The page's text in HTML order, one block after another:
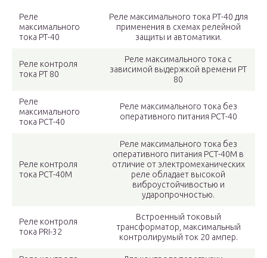
Реле
максимального
тока РТ-40
Реле максимального тока РТ-40 для
применения в схемах релейной
защиты и автоматики.
Реле контроля
тока РТ 80
Реле максимального тока с
зависимой выдержкой времени РТ
80
Реле
максимального
тока РСТ-40
Реле максимального тока без
оперативного питания РСТ-40
Реле контроля
тока РСТ-40М
Реле максимального тока без
оперативного питания РСТ-40М в
отличие от электромеханических
реле обладает высокой
виброустойчивостью и
ударопрочностью.
Реле контроля
тока PRI-32
Встроенный токовый
трансформатор, максимальный
контролирумый ток 20 ампер.